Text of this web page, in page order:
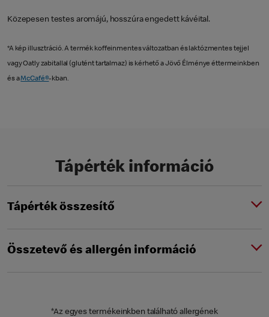
Közepesen testes aromájú, hosszúra engedett kávéital.
*A kép illusztráció. A termék koffeinmentes változatban és laktózmentes tejjel
vagy Oatly zabitallal (glutént tartalmaz) is kérhető a Jövő Élménye éttermeinkben
és aMcCafé®-kban.
Tápérték információ
Tápérték összesítő
Összetevő és allergén információ
*Az egyes termékeinkben található allergének